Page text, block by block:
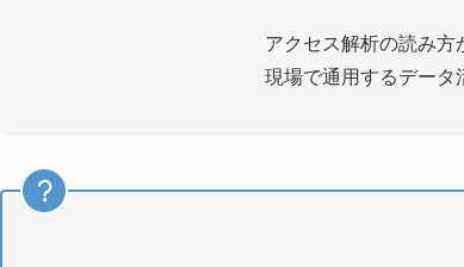
アクセス解析の読み方
現場で通用するデータ